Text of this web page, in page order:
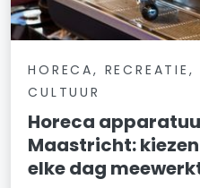
HORECA, RECREATIE,
CULTUUR
Horeca
Maastricht:
elke dag